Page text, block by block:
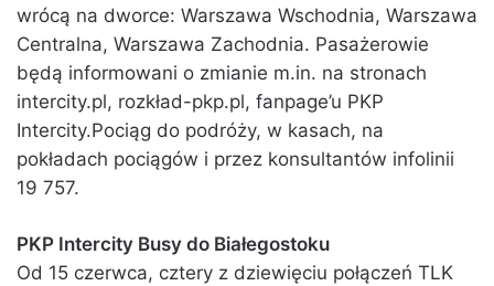
wrócą na dworce: Warszawa Wschodnia, Warszawa
Centralna, Warszawa Zachodnia. Pasażerowie
będą informowani o zmianie m.in. na stronach
intercity.pl, rozkład-pkp.pl, fanpage’u PKP
Intercity.Pociąg do podróży, w kasach, na
pokładach pociągów i przez konsultantów infolinii
19 757.
PKP Intercity Busy do Białegostoku
Od 15 czerwca, cztery z dziewięciu połączeń TLK